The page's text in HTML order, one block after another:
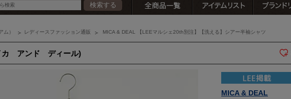
検索する
ド
リ
ム） レディースファッション通販 MICA & DEAL 【LEEマルシェ20th別注】【洗える】シアー半袖シャツ
カ アンド ディール)
MICA & DEAL